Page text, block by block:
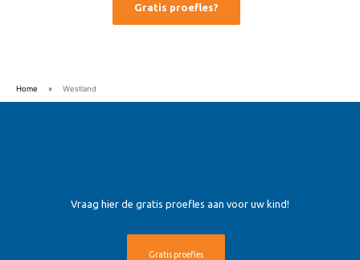
Gratis proefles?
Home » Westland
Vraag hier de gratis proefles aan voor uw kind!
Gratis proefles